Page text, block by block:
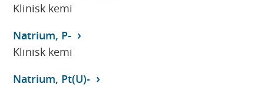
Klinisk kemi
Natrium, P-
Klinisk kemi
Natrium, Pt(U)-